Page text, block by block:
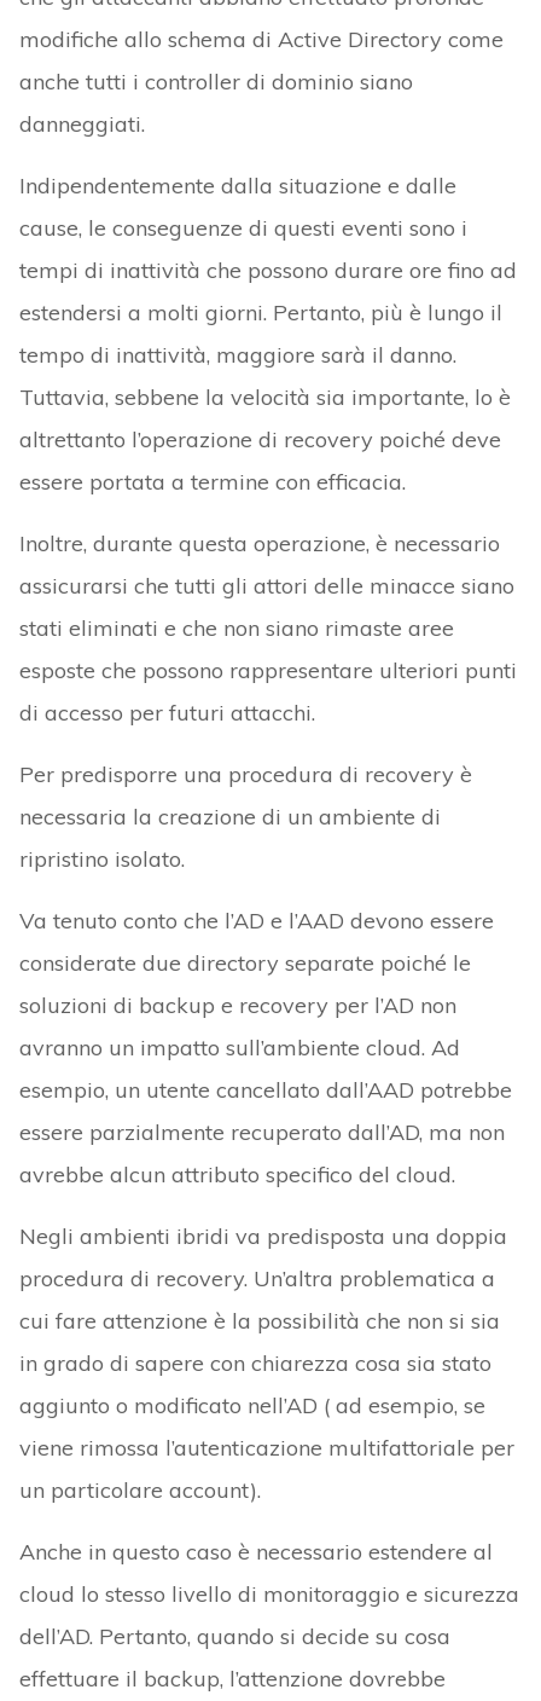
modifiche allo schema di Active Directory come
anche tutti i controller di dominio siano
danneggiati.
Indipendentemente dalla situazione e dalle
cause, le conseguenze di questi eventi sono i
tempi di inattività che possono durare ore fino ad
estendersi a molti giorni. Pertanto, più è lungo il
tempo di inattività, maggiore sarà il danno.
Tuttavia, sebbene la velocità sia importante, lo è
altrettanto l’operazione di recovery poiché deve
essere portata a termine con efficacia.
Inoltre, durante questa operazione, è necessario
assicurarsi che tutti gli attori delle minacce siano
stati eliminati e che non siano rimaste aree
esposte che possono rappresentare ulteriori punti
di accesso per futuri attacchi.
Per predisporre una procedura di recovery è
necessaria la creazione di un ambiente di
ripristino isolato.
Va tenuto conto che l’AD e l’AAD devono essere
considerate due directory separate poiché le
soluzioni di backup e recovery per l’AD non
avranno un impatto sull’ambiente cloud. Ad
esempio, un utente cancellato dall’AAD potrebbe
essere parzialmente recuperato dall’AD, ma non
avrebbe alcun attributo specifico del cloud.
Negli ambienti ibridi va predisposta una doppia
procedura di recovery. Un’altra problematica a
cui fare attenzione è la possibilità che non si sia
in grado di sapere con chiarezza cosa sia stato
aggiunto o modificato nell’AD ( ad esempio, se
viene rimossa l’autenticazione multifattoriale per
un particolare account).
Anche in questo caso è necessario estendere al
cloud lo stesso livello di monitoraggio e sicurezza
dell’AD. Pertanto, quando si decide su cosa
effettuare il backup, l’attenzione dovrebbe